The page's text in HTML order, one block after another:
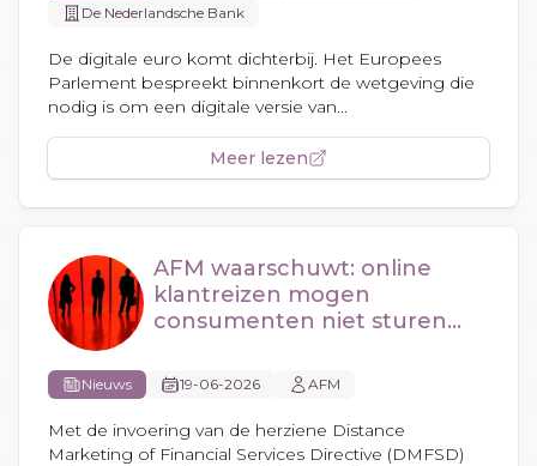
De Nederlandsche Bank
De digitale euro komt dichterbij. Het Europees
Parlement bespreekt binnenkort de wetgeving die
nodig is om een digitale versie van...
Meer lezen
AFM waarschuwt: online
klantreizen mogen
consumenten niet sturen
Nieuws 19-06-2026 AFM
Met de invoering van de herziene Distance
Marketing of Financial Services Directive (DMFSD)